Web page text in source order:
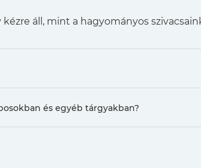
áll, mint a hagyományos
és egyéb tárgyakban?